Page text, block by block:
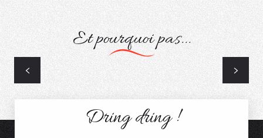
Et pourquoi pas...
Dring dring !